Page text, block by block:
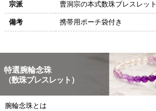
宗派 曹洞宗の本式数珠ブレスレット
備考 携帯用ポーチ袋付き
特選腕輪念珠
（数珠ブレスレット）
腕輪念珠とは